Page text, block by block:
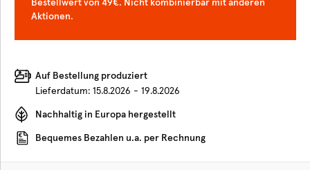
Bestellwert von 49€. Nicht kombinierbar mit anderen
Aktionen.
Auf Bestellung produziert
Lieferdatum: 15.8.2026 - 19.8.2026
Nachhaltig in Europa hergestellt
Bequemes Bezahlen u.a. per Rechnung